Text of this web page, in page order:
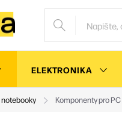
ELEKTRONIKA
notebooky Komponenty pro